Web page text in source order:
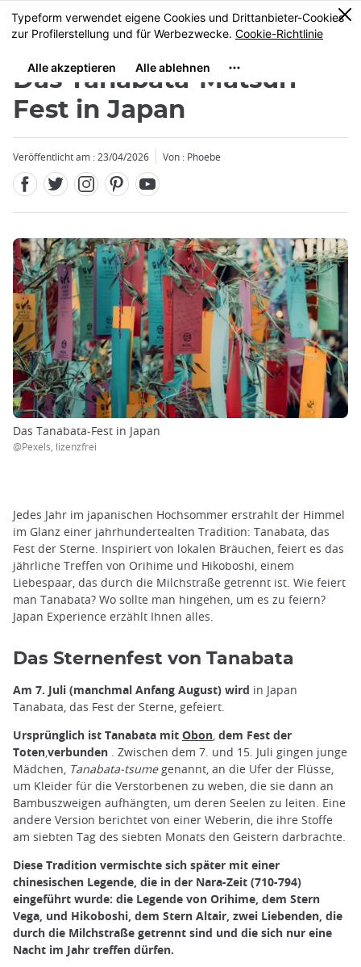
Größe
MENU
0
Das Tanabata-Matsuri-
Fest in Japan
Veröffentlicht am : 23/04/2026 Von : Phoebe
Das Tanabata-Fest in Japan
@Pexels, lizenzfrei
Jedes Jahr im japanischen Hochsommer erstrahlt der Himmel
im Glanz einer jahrhundertealten Tradition: Tanabata, das
Fest der Sterne. Inspiriert von lokalen Bräuchen, feiert es das
jährliche Treffen von Orihime und Hikoboshi, einem
Liebespaar, das durch die Milchstraße getrennt ist. Wie feiert
man Tanabata? Wo sollte man hingehen, um es zu feiern?
Japan Experience erzählt Ihnen alles.
Das Sternenfest von Tanabata
Am 7. Juli (manchmal Anfang August) wird in Japan
Tanabata, das Fest der Sterne, gefeiert.
Ursprünglich ist Tanabata mit Obon, dem Fest der
Toten,verbunden . Zwischen dem 7. und 15. Juli gingen junge
Mädchen, Tanabata-tsumegenannt, an die Ufer der Flüsse,
um Kleider für die Verstorbenen zu weben, die sie dann an
Bambuszweigen aufhängten, um deren Seelen zu leiten. Eine
andere Version berichtet von einer Weberin, die ihre Stoffe
am siebten Tag des siebten Monats den Geistern darbrachte.
Diese Tradition vermischte sich später mit einer
chinesischen Legende, die in der Nara-Zeit (710-794)
eingeführt wurde: die Legende von Orihime, dem Stern
Vega, und Hikoboshi, dem Stern Altair, zwei Liebenden, die
durch die Milchstraße getrennt sind und die sich nur eine
Nacht im Jahr treffen dürfen.